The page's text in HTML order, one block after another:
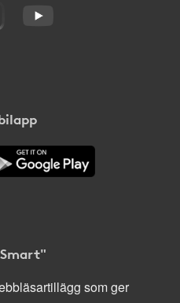
som ger